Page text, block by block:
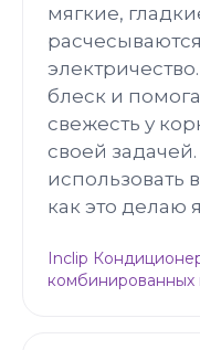
мягкие,
блеск и
свежесть у
своей
использовать
как это делаю
Inclip
комбинированных